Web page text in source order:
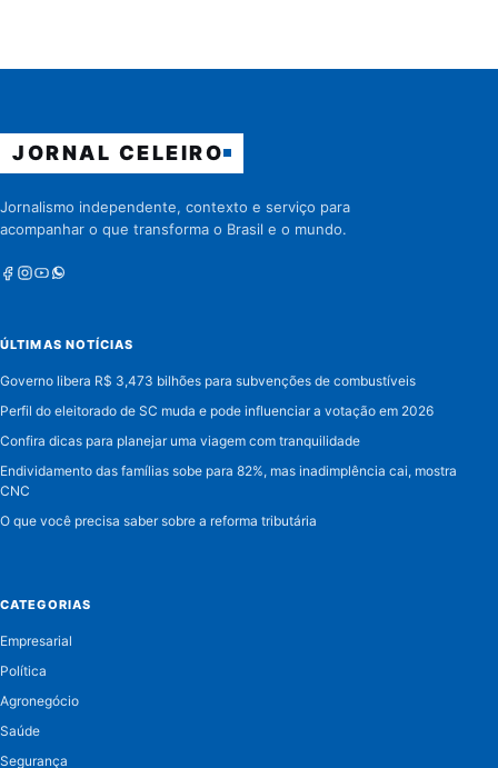
JORNAL CELEIRO
Jornalismo independente, contexto e serviço para
acompanhar o que transforma o Brasil e o mundo.
Facebook
Instagram
Youtube
Whatsapp
ÚLTIMAS NOTÍCIAS
Governo libera R$ 3,473 bilhões para subvenções de combustíveis
Perfil do eleitorado de SC muda e pode influenciar a votação em 2026
Confira dicas para planejar uma viagem com tranquilidade
Endividamento das famílias sobe para 82%, mas inadimplência cai, mostra
CNC
O que você precisa saber sobre a reforma tributária
CATEGORIAS
Empresarial
Política
Agronegócio
Saúde
Segurança